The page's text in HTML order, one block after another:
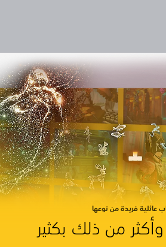
عائلية فريدة من نوعها
وأكثر من ذلك بكثير